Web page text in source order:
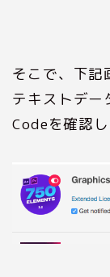
そこで、下記
テキストデー
Codeを確認し